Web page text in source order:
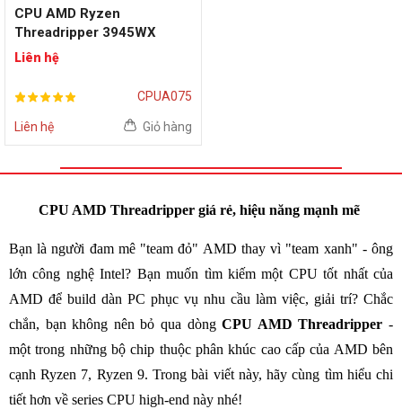
CPU AMD Ryzen
Threadripper 3945WX
Processor (4.0GHz turbo
luồng, 64MB Cache, 280W)
Liên hệ
CPUA075
Liên hệ Giỏ hàng
CPU AMD Threadripper giá rẻ, hiệu năng mạnh mẽ
Bạn là người đam mê "team đỏ" AMD thay vì "team xanh" - ông
lớn công nghệ Intel? Bạn muốn tìm kiếm một CPU tốt nhất của
AMD để build dàn PC phục vụ nhu cầu làm việc, giải trí? Chắc
chắn, bạn không nên bỏ qua dòngCPU AMD Threadripper -
một trong những bộ chip thuộc phân khúc cao cấp của AMD bên
cạnh Ryzen 7, Ryzen 9. Trong bài viết này, hãy cùng tìm hiểu chi
tiết hơn về series CPU high-end này nhé!